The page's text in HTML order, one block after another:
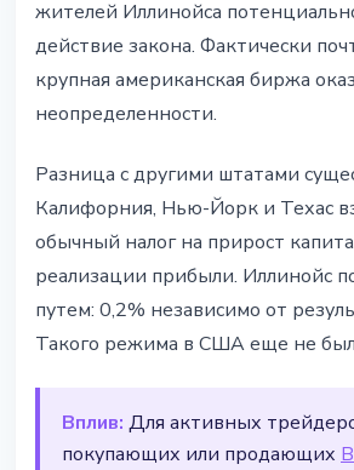
жителей Иллинойса
действие закона. Фактически
крупная американская биржа
неопределенности.
Разница с другими штатами
Калифорния, Нью-Йорк и Техас
обычный налог на прирост
реализации прибыли. Иллинойс
путем: 0,2% независимо от
Такого режима в США еще не
Вплив: Для активных
покупающих или продающих